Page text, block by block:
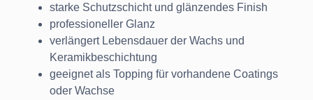
starke Schutzschicht und glänzendes Finish
professioneller Glanz
verlängert Lebensdauer der Wachs und
Keramikbeschichtung
geeignet als Topping für vorhandene Coatings
oder Wachse